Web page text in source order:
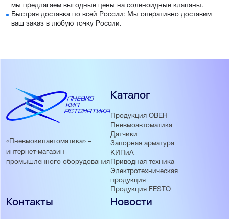
мы предлагаем выгодные цены на соленоидные клапаны.
Быстрая доставка по всей России: Мы оперативно доставим
ваш заказ в любую точку России.
«Пневмокипавтоматика» –
интернет-магазин
промышленного оборудования
Каталог
Продукция ОВЕН
Пневмоавтоматика
Датчики
Запорная арматура
КИПиА
Приводная техника
Электротехническая
продукция
Продукция FESTO
Новости
Контакты